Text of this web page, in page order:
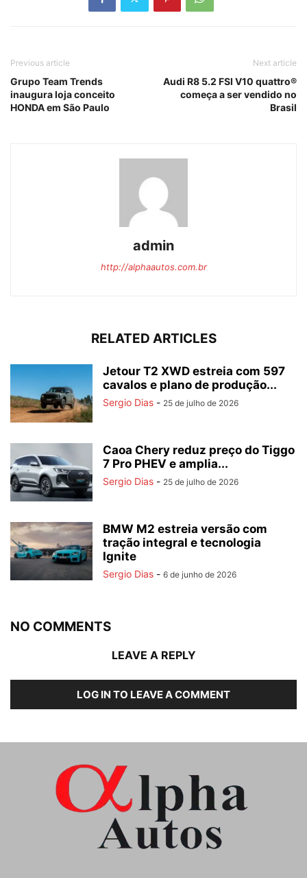
Previous article
Grupo Team Trends
inaugura loja conceito
HONDA em São Paulo
Next article
Audi R8 5.2 FSI V10 quattro®
começa a ser vendido no
Brasil
admin
http://alphaautos.com.br
RELATED ARTICLES
Jetour T2 XWD estreia com 597
cavalos e plano de produção...
Sergio Dias - 25 de julho de 2026
Caoa Chery reduz preço do Tiggo
7 Pro PHEV e amplia...
Sergio Dias - 25 de julho de 2026
BMW M2 estreia versão com
tração integral e tecnologia
Ignite
Sergio Dias - 6 de junho de 2026
NO COMMENTS
LEAVE A REPLY
LOG IN TO LEAVE A COMMENT